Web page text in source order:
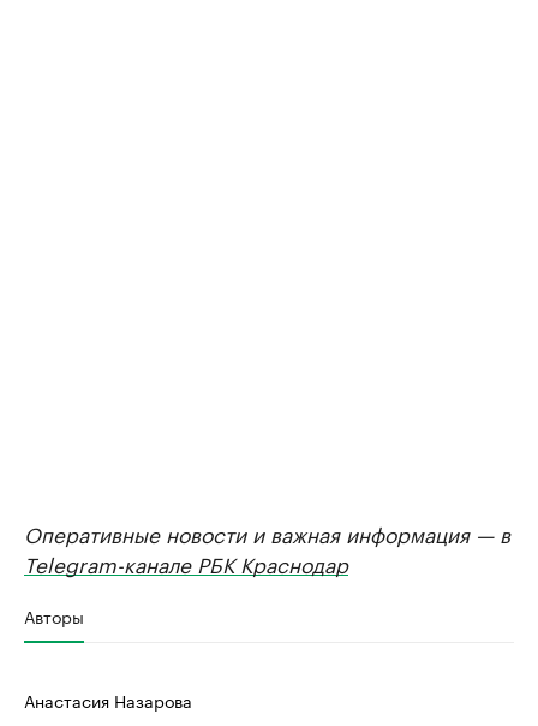
Оперативные новости и важная информация — в
Telegram-канале РБК Краснодар
Авторы
Анастасия Назарова